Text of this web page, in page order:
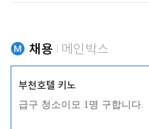
채용 메인박스
부천호텔 키노
급구 청소이모 1명 구합니다.